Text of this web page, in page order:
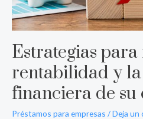
Estrategias
rentabilidad y
financiera de su
Préstamos para empresas /Deja un